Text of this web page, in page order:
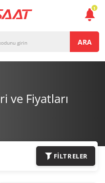
ARA
ve Fiyatları
FILTRELER
1